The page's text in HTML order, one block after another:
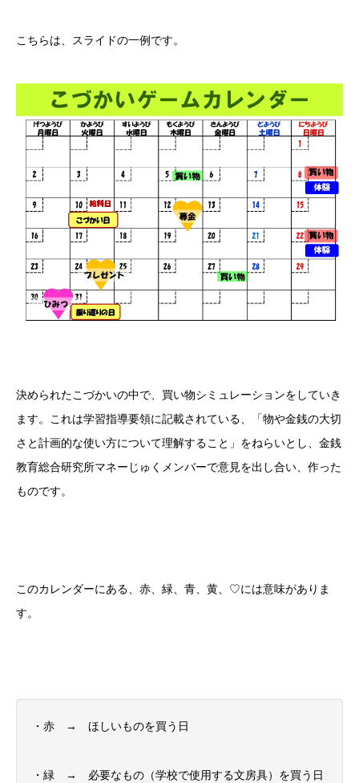
こちらは、スライドの一例です。
決められたこづかいの中で、買い物シミュレーションをしていき
ます。これは学習指導要領に記載されている、「物や金銭の大切
さと計画的な使い方について理解すること」をねらいとし、金銭
教育総合研究所マネーじゅくメンバーで意見を出し合い、作った
ものです。
このカレンダーにある、赤、緑、青、黄、♡には意味がありま
す。
・赤 → ほしいものを買う日
・緑 → 必要なもの（学校で使用する文房具）を買う日